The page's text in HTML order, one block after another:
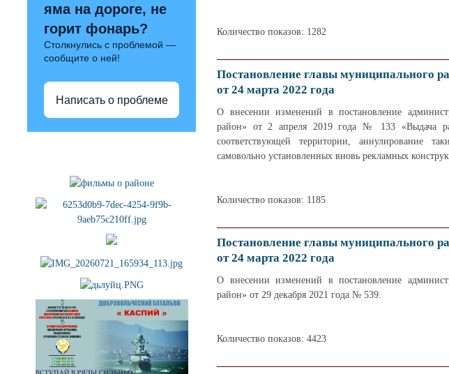
яма на дороге, не
горит фонарь?
Столкнулись с проблемой —
сообщите о ней!
Написать о проблеме
Количество показов: 1282
Постановление главы муниципального
от 24 марта 2022 года
О внесении изменений в постановление
район» от 2 апреля 2019 года № 133 «Выдача
соответствующей территории, аннулирование
самовольно установленных вновь рекламных
Количество показов: 1185
Постановление главы муниципального
от 24 марта 2022 года
О внесении изменений в постановление
район» от 29 декабря 2021 года № 539.
Количество показов: 4423